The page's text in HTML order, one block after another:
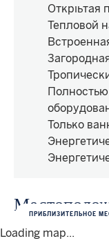
Открытая
Тепловой
Полностью
Только
Loading map...
ПРИБЛИЗИТЕЛЬНОЕ